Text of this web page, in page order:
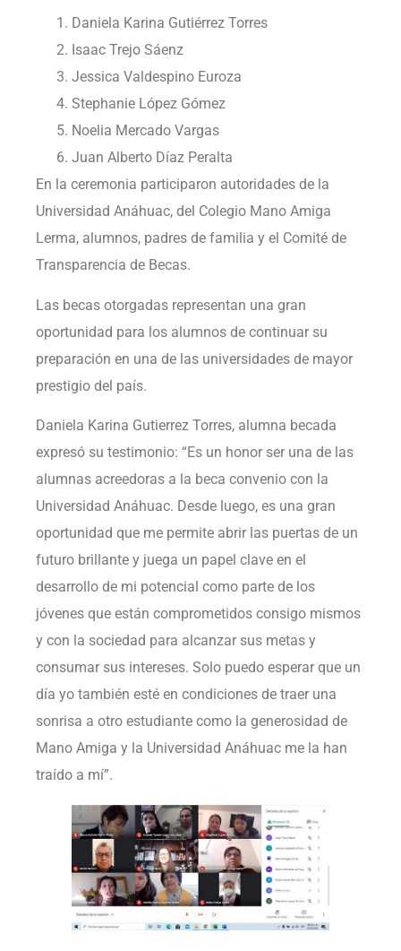
Daniela Karina Gutiérrez Torres
Isaac Trejo Sáenz
Jessica Valdespino Euroza
Stephanie López Gómez
Noelia Mercado Vargas
Juan Alberto Díaz Peralta
En la ceremonia participaron autoridades de la
Universidad Anáhuac, del Colegio Mano Amiga
Lerma, alumnos, padres de familia y el Comité de
Transparencia de Becas.
Las becas otorgadas representan una gran
oportunidad para los alumnos de continuar su
preparación en una de las universidades de mayor
prestigio del país.
Daniela Karina Gutierrez Torres, alumna becada
expresó su testimonio: “Es un honor ser una de las
alumnas acreedoras a la beca convenio con la
Universidad Anáhuac. Desde luego, es una gran
oportunidad que me permite abrir las puertas de un
futuro brillante y juega un papel clave en el
desarrollo de mi potencial como parte de los
jóvenes que están comprometidos consigo mismos
y con la sociedad para alcanzar sus metas y
consumar sus intereses. Solo puedo esperar que un
día yo también esté en condiciones de traer una
sonrisa a otro estudiante como la generosidad de
Mano Amiga y la Universidad Anáhuac me la han
traído a mí”.